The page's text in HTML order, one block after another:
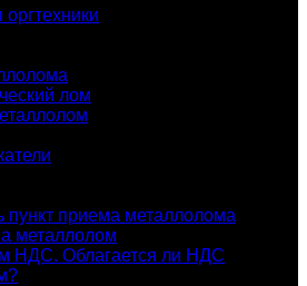
лом
пункт приема металлолома
металлолом
НДС. Облагается ли НДС